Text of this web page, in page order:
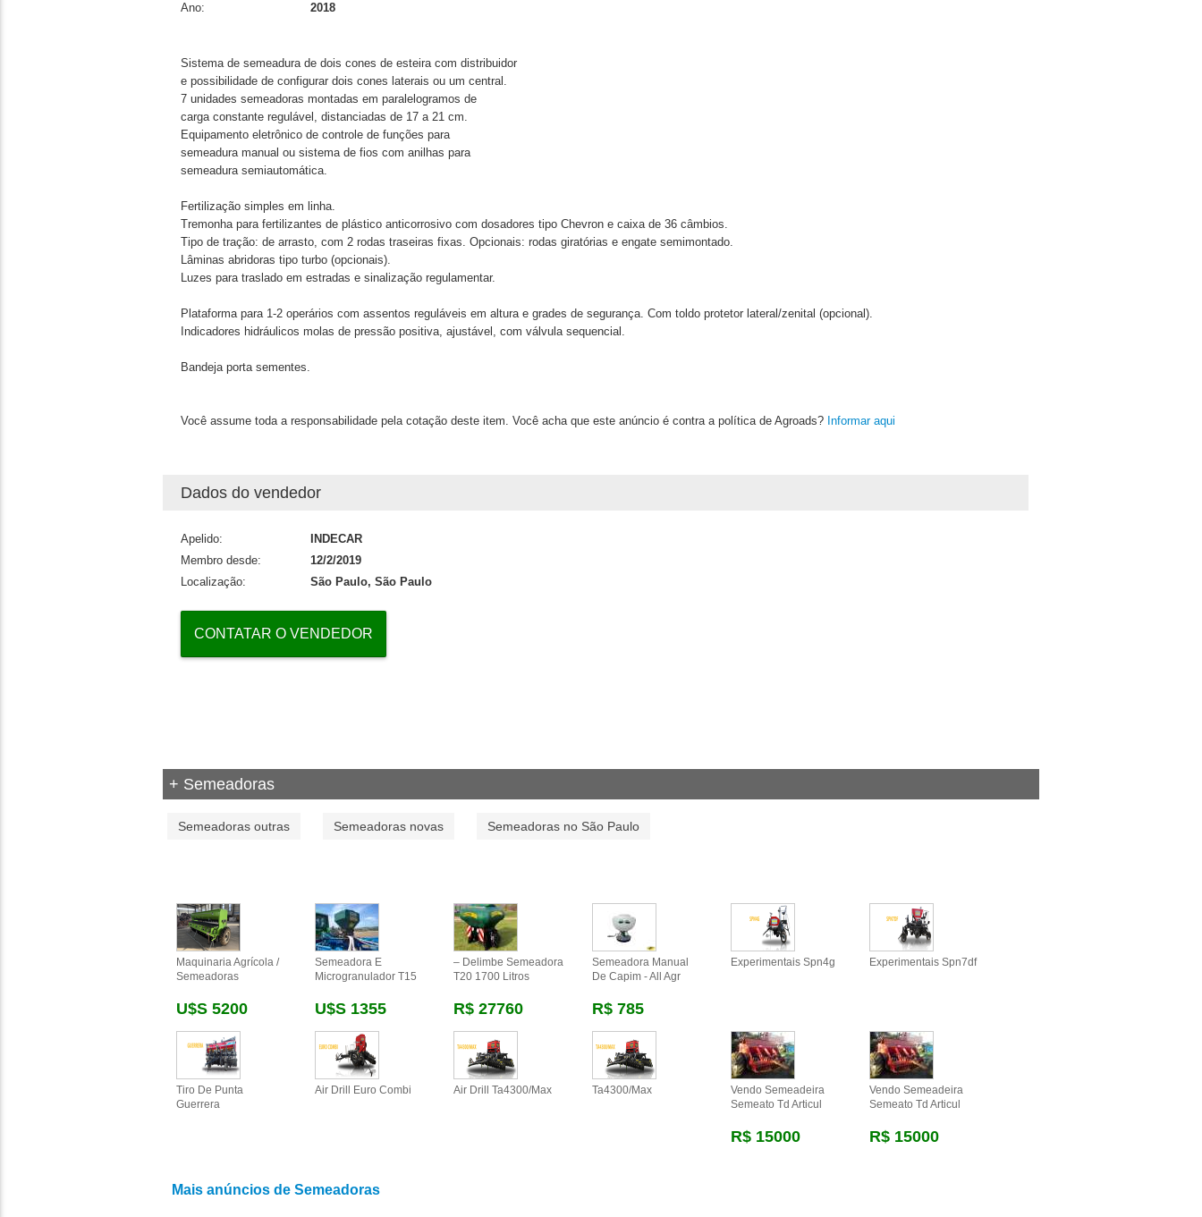
Ano:
2018
Sistema de semeadura de dois cones de esteira com distribuidor
e possibilidade de configurar dois cones laterais ou um central.
7 unidades semeadoras montadas em paralelogramos de
carga constante regulável, distanciadas de 17 a 21 cm.
Equipamento eletrônico de controle de funções para
semeadura manual ou sistema de fios com anilhas para
semeadura semiautomática.
Fertilização simples em linha.
Tremonha para fertilizantes de plástico anticorrosivo com dosadores tipo Chevron e caixa de 36 câmbios.
Tipo de tração: de arrasto, com 2 rodas traseiras fixas. Opcionais: rodas giratórias e engate semimontado.
Lâminas abridoras tipo turbo (opcionais).
Luzes para traslado em estradas e sinalização regulamentar.
Plataforma para 1-2 operários com assentos reguláveis em altura e grades de segurança. Com toldo protetor lateral/zenital (opcional).
Indicadores hidráulicos molas de pressão positiva, ajustável, com válvula sequencial.
Bandeja porta sementes.
Você assume toda a responsabilidade pela cotação deste item. Você acha que este anúncio é contra a política de Agroads? Informar aqui
Dados do vendedor
Apelido:
INDECAR
Membro desde:
12/2/2019
Localização:
São Paulo, São Paulo
CONTATAR O VENDEDOR
+ Semeadoras
Semeadoras outras Semeadoras novas Semeadoras no São Paulo
Maquinaria Agrícola /
Semeadoras
U$s 5200
Semeadora E
Microgranulador T15
U$s 1355
– Delimbe Semeadora
T20 1700 Litros
R$ 27760
Semeadora Manual
De Capim - All Agr
R$ 785
Experimentais Spn4g Experimentais Spn7df
Tiro De Punta
Guerrera
Air Drill Euro Combi Air Drill Ta4300/max Ta4300/max
Vendo Semeadeira
Semeato Td Articul
R$ 15000
Vendo Semeadeira
Semeato Td Articul
R$ 15000
Mais anúncios de Semeadoras